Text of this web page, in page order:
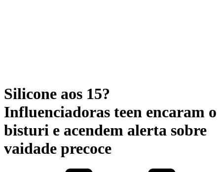
Silicone aos 15?
Influenciadoras teen encaram o
bisturi e acendem alerta sobre
vaidade precoce